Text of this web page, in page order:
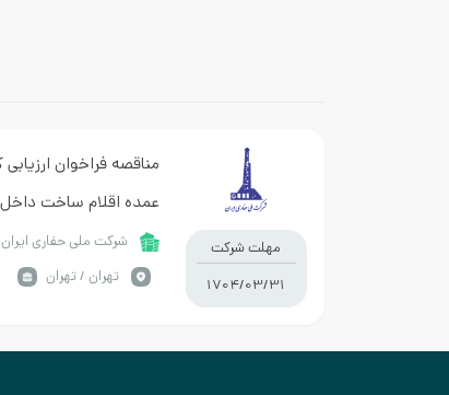
مهلت شرکت
1704/03/31
مناقصه فراخوان
حفاری )شرکت ملی حفاری
تهران / تهران